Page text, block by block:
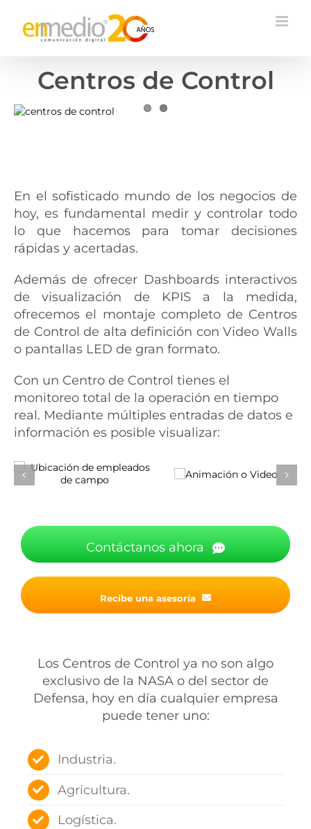
content
Centros de Control
En el sofisticado mundo de los negocios de
hoy, es fundamental medir y controlar todo
lo que hacemos para tomar decisiones
rápidas y acertadas.
Además de ofrecer Dashboards interactivos
de visualización de KPIS a la medida,
ofrecemos el montaje completo de Centros
de Control de alta definición con Video Walls
o pantallas LED de gran formato.
Con un Centro de Control tienes el
monitoreo total de la operación en tiempo
real. Mediante múltiples entradas de datos e
información es posible visualizar:
Contáctanos ahora
Recibe una asesoría
Los Centros de Control ya no son algo
exclusivo de la NASA o del sector de
Defensa, hoy en día cualquier empresa
puede tener uno:
Industria.
Agricultura.
Logística.